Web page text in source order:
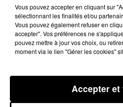
14 mai 2025 - 2 min 24 sec
LES INFOS DU PAYS
À 15H00
Podcasts infos du Pays
Vous pouvez accepter en cliquant sur
sélectionnant les finalités et/ou
Vous pouvez également refuser en
accepter". Vos préférences ne
pouvez mettre à jour vos choix, ou
moment via le lien "Gérer les cookies"
Accepter et